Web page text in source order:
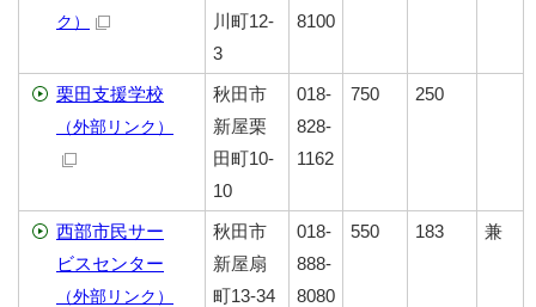
ク）
川町12-
3
8100
栗田支援学校
（外部リンク）
秋田市
新屋栗
田町10-
10
018-
828-
1162
750 250
西部市民サー
ビスセンター
（外部リンク）
秋田市
新屋扇
町13-34
018-
888-
8080
550 183 兼